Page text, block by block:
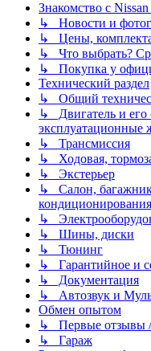
Знакомство с
↳ Новости и
↳ Цены,
↳ Что выбрать?
↳ Покупка у
Технический раздел
↳ Общий
↳ Двигатель и его
эксплуатационные
↳ Трансмиссия
↳ Ходовая,
↳ Экстерьер
↳ Салон,
кондиционирования
↳
↳ Шины, диски
↳ Тюнинг
↳ Гарантийное и
↳ Документация
↳ Автозвук и
Обмен опытом
↳ Первые отзывы /
↳ Гараж